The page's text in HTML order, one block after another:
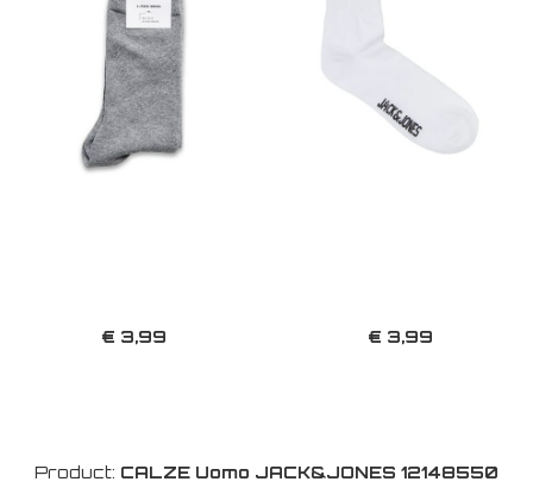
€ 3,99 € 3,99
Product: CALZE Uomo JACK&JONES 12148550